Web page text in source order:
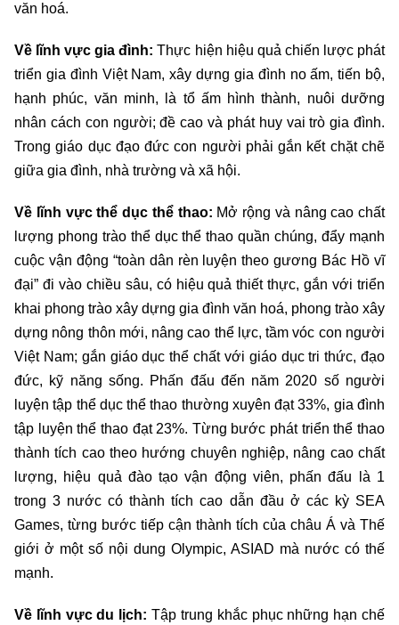
văn hoá.
Về lĩnh vực gia đình: Thực hiện hiệu quả chiến lược phát
triển gia đình Việt Nam, xây dựng gia đình no ấm, tiến bộ,
hạnh phúc, văn minh, là tổ ấm hình thành, nuôi dưỡng
nhân cách con người; đề cao và phát huy vai trò gia đình.
Trong giáo dục đạo đức con người phải gắn kết chặt chẽ
giữa gia đình, nhà trường và xã hội.
Về lĩnh vực thể dục thể thao: Mở rộng và nâng cao chất
lượng phong trào thể dục thể thao quần chúng, đẩy mạnh
cuộc vận động “toàn dân rèn luyện theo gương Bác Hồ vĩ
đại” đi vào chiều sâu, có hiệu quả thiết thực, gắn với triển
khai phong trào xây dựng gia đình văn hoá, phong trào xây
dựng nông thôn mới, nâng cao thể lực, tầm vóc con người
Việt Nam; gắn giáo dục thể chất với giáo dục tri thức, đạo
đức, kỹ năng sống. Phấn đấu đến năm 2020 số người
luyện tập thể dục thể thao thường xuyên đạt 33%, gia đình
tập luyện thể thao đạt 23%. Từng bước phát triển thể thao
thành tích cao theo hướng chuyên nghiệp, nâng cao chất
lượng, hiệu quả đào tạo vận động viên, phấn đấu là 1
trong 3 nước có thành tích cao dẫn đầu ở các kỳ SEA
Games, từng bước tiếp cận thành tích của châu Á và Thế
giới ở một số nội dung Olympic, ASIAD mà nước có thế
mạnh.
Về lĩnh vực du lịch: Tập trung khắc phục những hạn chế